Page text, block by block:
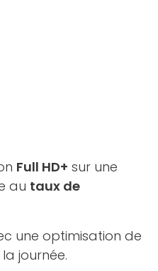
Full HD+ sur une
au taux de
une optimisation de
journée.